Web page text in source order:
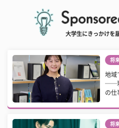
大学生にきっかけを
将
地域
──
の仕
将